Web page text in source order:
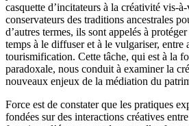
casquette d’incitateurs à la créativité vis-
conservateurs des traditions ancestrales
d’autres termes, ils sont appelés à
temps à le diffuser et à le vulgariser, entre
tourismification. Cette tâche, qui est à la
paradoxale, nous conduit à examiner la
nouveaux enjeux de la médiation du
Force est de constater que les pratiques
fondées sur des interactions créatives